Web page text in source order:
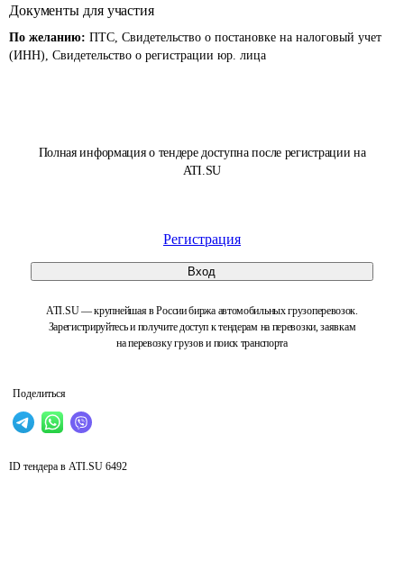
Полная информация о тендере доступна после регистрации на
ATI.SU
Регистрация
Вход
ATI.SU — крупнейшая в России биржа автомобильных грузоперевозок.
Зарегистрируйтесь и получите доступ к тендерам на перевозки, заявкам
на перевозку грузов и поиск транспорта
Поделиться
Документы для участия
По желанию: ПТС, Свидетельство о постановке на налоговый учет
(ИНН), Свидетельство о регистрации юр. лица
ID тендера в ATI.SU 6492